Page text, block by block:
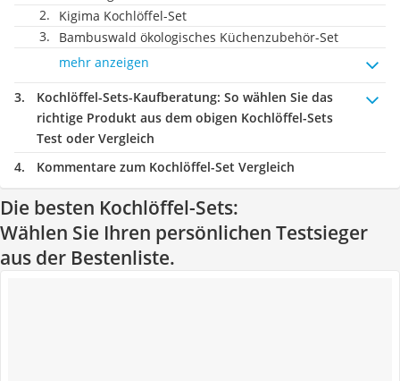
Kigima Kochlöffel-Set
Bambuswald ökologisches Küchenzubehör-Set
mehr anzeigen
Kochlöffel-Sets-Kaufberatung: So wählen Sie das
richtige Produkt aus dem obigen Kochlöffel-Sets
Test oder Vergleich
Kommentare zum Kochlöffel-Set Vergleich
Die besten Kochlöffel-Sets:
Wählen Sie Ihren persönlichen Testsieger
aus der Bestenliste.